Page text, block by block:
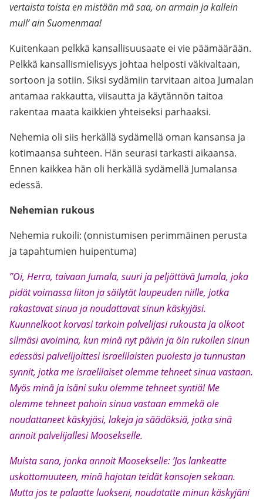
vertaista toista en mistään mä saa, on armain ja kallein
mull’ ain Suomenmaa!
Kuitenkaan pelkkä kansallisuusaate ei vie päämäärään.
Pelkkä kansallismielisyys johtaa helposti väkivaltaan,
sortoon ja sotiin. Siksi sydämiin tarvitaan aitoa Jumalan
antamaa rakkautta, viisautta ja käytännön taitoa
rakentaa maata kaikkien yhteiseksi parhaaksi.
Nehemia oli siis herkällä sydämellä oman kansansa ja
kotimaansa suhteen. Hän seurasi tarkasti aikaansa.
Ennen kaikkea hän oli herkällä sydämellä Jumalansa
edessä.
Nehemian rukous
Nehemia rukoili: (onnistumisen perimmäinen perusta
ja tapahtumien huipentuma)
”Oi, Herra, taivaan Jumala, suuri ja peljättävä Jumala, joka
pidät voimassa liiton ja säilytät laupeuden niille, jotka
rakastavat sinua ja noudattavat sinun käskyjäsi.
Kuunnelkoot korvasi tarkoin palvelijasi rukousta ja olkoot
silmäsi avoimina, kun minä nyt päivin ja öin rukoilen sinun
edessäsi palvelijoittesi israelilaisten puolesta ja tunnustan
synnit, jotka me israelilaiset olemme tehneet sinua vastaan.
Myös minä ja isäni suku olemme tehneet syntiä! Me
olemme tehneet pahoin sinua vastaan emmekä ole
noudattaneet käskyjäsi, lakeja ja säädöksiä, jotka sinä
annoit palvelijallesi Moosekselle.
Muista sana, jonka annoit Moosekselle: ’Jos lankeatte
uskottomuuteen, minä hajotan teidät kansojen sekaan.
Mutta jos te palaatte luokseni, noudatatte minun käskyjäni